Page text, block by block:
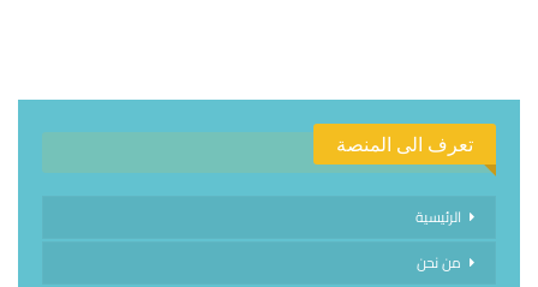
تعرف الى المنصة
الرئيسية
من نحن